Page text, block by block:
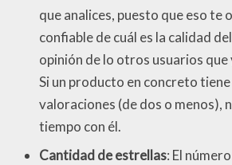
que analices, puesto que eso te
confiable de cuál es la calidad
opinión de lo otros usuarios que
Si un producto en concreto tiene
valoraciones (de dos o menos),
tiempo con él.
Cantidad de estrellas: El